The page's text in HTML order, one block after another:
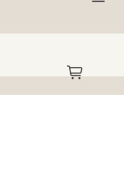
NÁKUPNÍ
KOŠÍK